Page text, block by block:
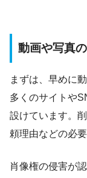
動画や写真
まずは、早めに
多くのサイトや
設けています。
頼理由などの必
肖像権の侵害が